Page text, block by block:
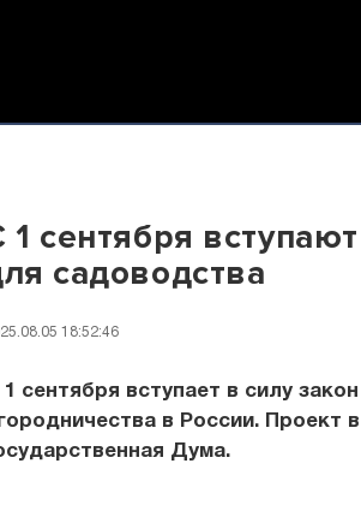
1 сентября
садоводства
18:52:46
сентября вступает в силу
в России. Проект
Дума.